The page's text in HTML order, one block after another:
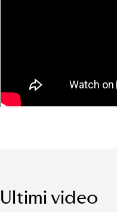
Ultimi video